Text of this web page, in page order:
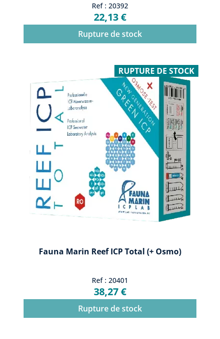
Ref : 20392
22,13 €
Rupture de stock
Fauna Marin Reef ICP Total (+ Osmo)
Ref : 20401
38,27 €
Rupture de stock
RUPTURE DE STOCK